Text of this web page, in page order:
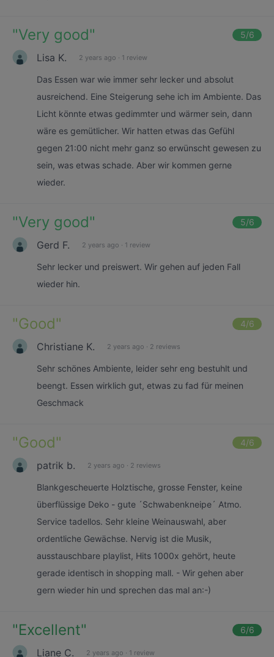
"Very good" 5/6
Lisa K. 2 years ago · 1 review
Das Essen war wie immer sehr lecker und absolut
ausreichend. Eine Steigerung sehe ich im Ambiente. Das
Licht könnte etwas gedimmter und wärmer sein, dann
wäre es gemütlicher. Wir hatten etwas das Gefühl
gegen 21:00 nicht mehr ganz so erwünscht gewesen zu
sein, was etwas schade. Aber wir kommen gerne
wieder.
"Very good" 5/6
Gerd F. 2 years ago · 1 review
Sehr lecker und preiswert. Wir gehen auf jeden Fall
wieder hin.
"Good" 4/6
Christiane K. 2 years ago · 2 reviews
Sehr schönes Ambiente, leider sehr eng bestuhlt und
beengt. Essen wirklich gut, etwas zu fad für meinen
Geschmack
"Good" 4/6
patrik b. 2 years ago · 2 reviews
Blankgescheuerte Holztische, grosse Fenster, keine
überflüssige Deko - gute ´Schwabenkneipe´ Atmo.
Service tadellos. Sehr kleine Weinauswahl, aber
ordentliche Gewächse. Nervig ist die Musik,
ausstauschbare playlist, Hits 1000x gehört, heute
gerade identisch in shopping mall. - Wir gehen aber
gern wieder hin und sprechen das mal an:-)
"Excellent" 6/6
Liane C. 2 years ago · 1 review